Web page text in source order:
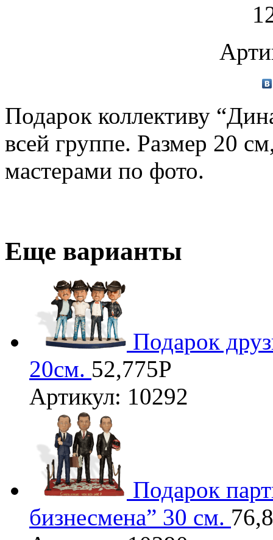
Подарок коллективу
всей группе. Размер 20
мастерами по фото.
Еще варианты
Подарок
20см. 52,775Р
Артикул: 10292
Подарок
бизнесмена” 30 см.